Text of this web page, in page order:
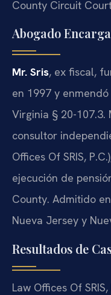
County Circuit
Abogado
Mr. Sris, ex fiscal,
en 1997 y
Virginia § 20-107.3.
consultor
Offices Of SRIS,
ejecución de
County. Admitido
Nueva Jersey y
Resultados de
Law Offices Of